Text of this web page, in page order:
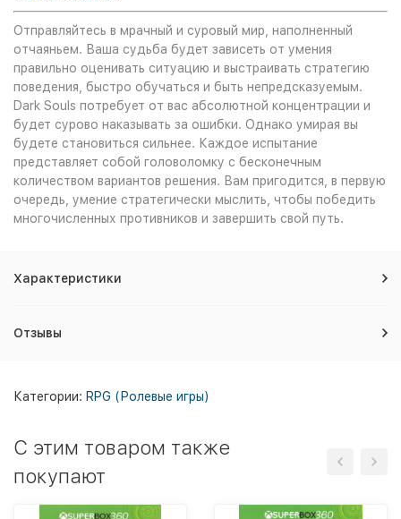
Отправляйтесь в мрачный и суровый мир, наполненный
отчаяньем. Ваша судьба будет зависеть от умения
правильно оценивать ситуацию и выстраивать стратегию
поведения, быстро обучаться и быть непредсказуемым.
Dark Souls потребует от вас абсолютной концентрации и
будет сурово наказывать за ошибки. Однако умирая вы
будете становиться сильнее. Каждое испытание
представляет собой головоломку с бесконечным
количеством вариантов решения. Вам пригодится, в первую
очередь, умение стратегически мыслить, чтобы победить
многочисленных противников и завершить свой путь.
Характеристики
Отзывы
Категории: RPG (Ролевые игры)
C этим товаром также
покупают